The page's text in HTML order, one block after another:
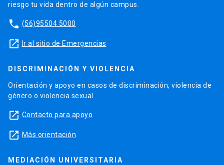
riesgo tu vida dentro de algún campus.
phone (56)95504 5000
launch Ir al sitio de Emergencias
DISCRIMINACIÓN Y VIOLENCIA
Orientación y apoyo en casos de discriminación, violencia de
género o violencia sexual.
launch Contacto para apoyo
launch Más orientación
MEDIACIÓN UNIVERSITARIA